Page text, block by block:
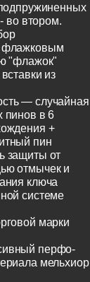
во втором.
флажковым
"флажок"
из
— случайная
пинов в 6
+
пин
защиты от
отмычек и
ключа
системе
марки
перфо-
мельхиор